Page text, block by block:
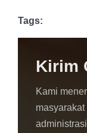
Tags:
Kirim
Kami